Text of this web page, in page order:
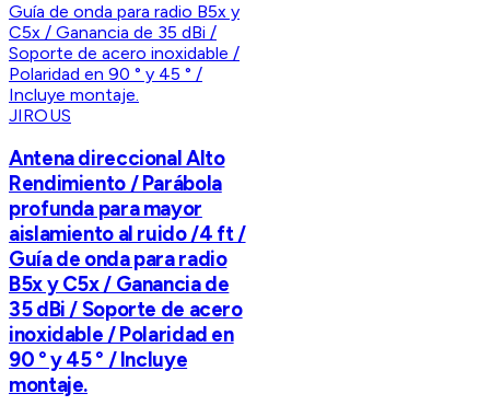
JIROUS
Antena direccional Alto
Rendimiento / Parábola
profunda para mayor
aislamiento al ruido /4 ft /
Guía de onda para radio
B5x y C5x / Ganancia de
35 dBi / Soporte de acero
inoxidable / Polaridad en
90 ° y 45 ° / Incluye
montaje.